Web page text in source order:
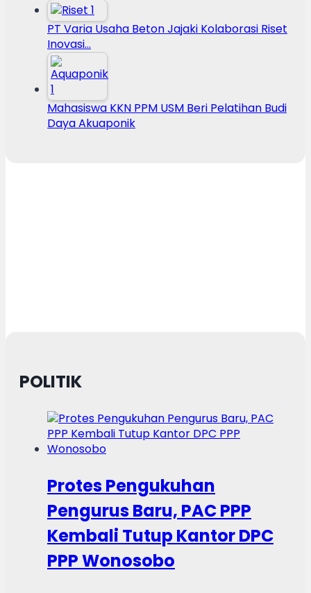
PT Varia Usaha Beton Jajaki Kolaborasi Riset
Inovasi…
Mahasiswa KKN PPM USM Beri Pelatihan Budi
Daya Akuaponik
POLITIK
Protes Pengukuhan
Pengurus Baru, PAC PPP
Kembali Tutup Kantor DPC
PPP Wonosobo